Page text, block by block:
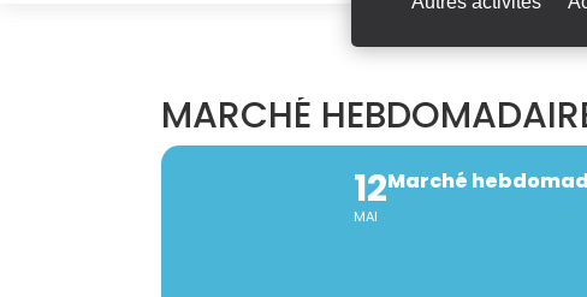
MARCHÉ
12
MAI
Marché